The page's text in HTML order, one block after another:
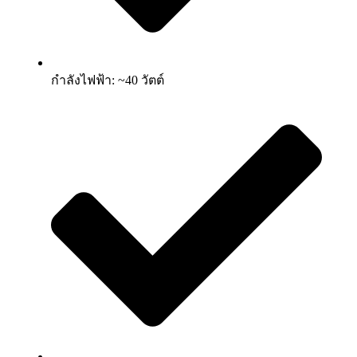
กำลังไฟฟ้า: ~40 วัตต์